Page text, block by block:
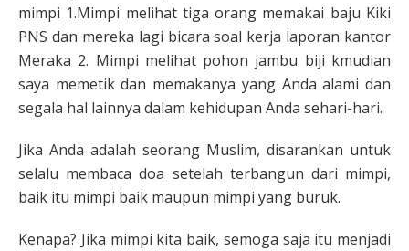
mimpi 1.Mimpi melihat tiga orang memakai baju Kiki
PNS dan mereka lagi bicara soal kerja laporan kantor
Meraka 2. Mimpi melihat pohon jambu biji kmudian
saya memetik dan memakanya yang Anda alami dan
segala hal lainnya dalam kehidupan Anda sehari-hari.
Jika Anda adalah seorang Muslim, disarankan untuk
selalu membaca doa setelah terbangun dari mimpi,
baik itu mimpi baik maupun mimpi yang buruk.
Kenapa? Jika mimpi kita baik, semoga saja itu menjadi